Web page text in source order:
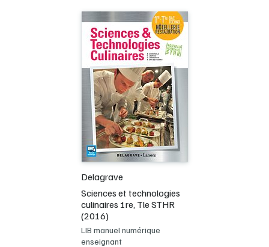
Delagrave
Sciences et technologies
culinaires 1re, Tle STHR
(2016)
LIB manuel numérique
enseignant